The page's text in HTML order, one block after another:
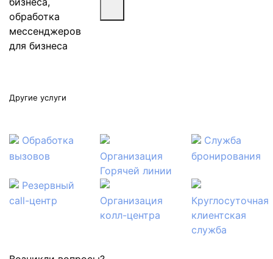
Другие услуги
Обработка
вызовов
Организация
Горячей линии
Служба
бронирования
Резервный
call-центр
Организация
колл-центра
Круглосуточная
клиентская
служба